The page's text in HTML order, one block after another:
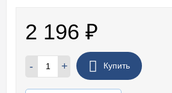
2 196 ₽
- + Купить